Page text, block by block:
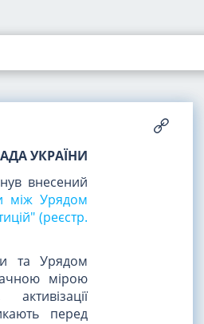
УКРАЇНИ
внесений
між Урядом
(реєстр.
та Урядом
мірою
перед